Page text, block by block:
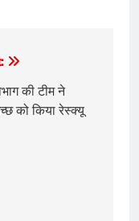
की टीम ने
को किया रेस्क्यू